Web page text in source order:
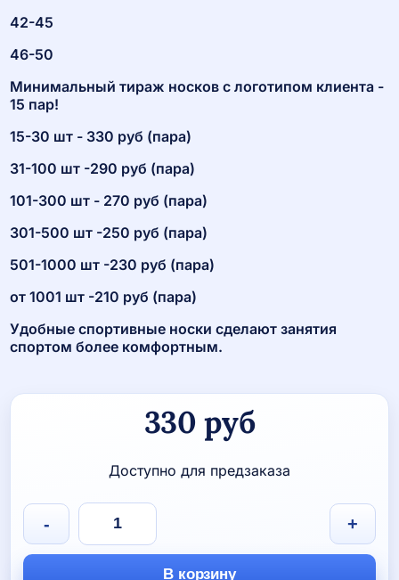
42-45
46-50
Минимальный тираж носков с логотипом клиента -
15 пар!
15-30 шт - 330 руб (пара)
31-100 шт -290 руб (пара)
101-300 шт - 270 руб (пара)
301-500 шт -250 руб (пара)
501-1000 шт -230 руб (пара)
от 1001 шт -210 руб (пара)
Удобные спортивные носки сделают занятия
спортом более комфортным.
330руб
Доступно для предзаказа
Количество
товара
Носки
без
- +
В корзину